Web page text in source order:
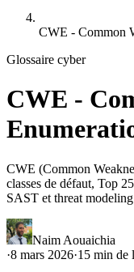
CWE - Common
Glossaire cyber
CWE -
CWE (Common
classes de défaut, Top
SAST et threat
Naim Aouaichia
·8 mars 2026·15 min de